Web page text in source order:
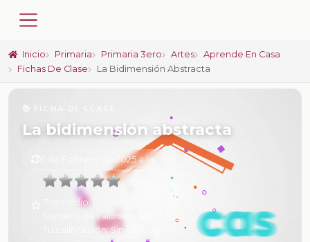
Inicio Primaria Primaria 3ero Artes
Aprende En Casa
Fichas De Clase
La Bidimensión Abstracta
La bidimensión abstracta
6 de Febrero de 2025 a las 15:17
Promedio:
Número de valoraciones:
Tu calificación:Sin calificar